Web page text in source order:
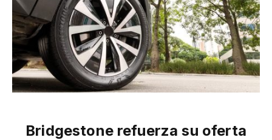
Bridgestone refuerza su oferta